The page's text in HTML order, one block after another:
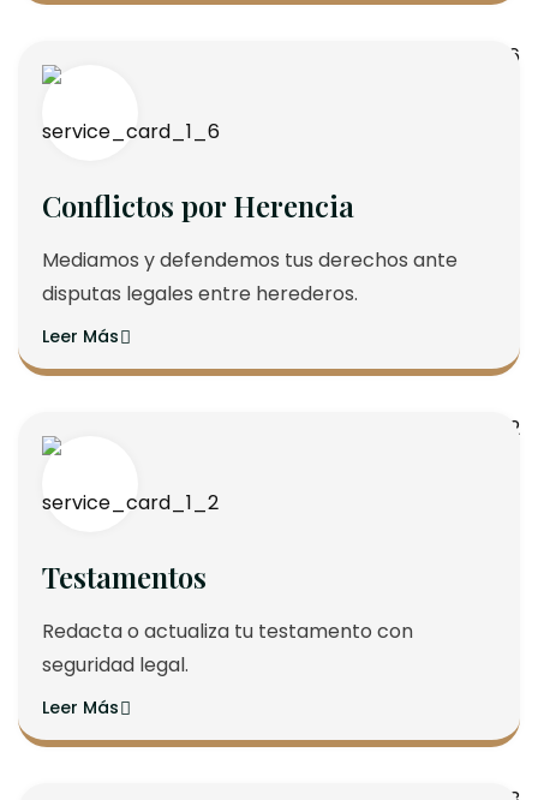
Conflictos por Herencia
Mediamos y defendemos tus derechos ante
disputas legales entre herederos.
Leer Más
Testamentos
Redacta o actualiza tu testamento con
seguridad legal.
Leer Más